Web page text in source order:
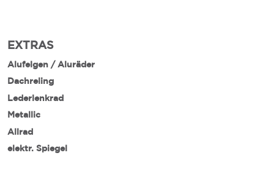
EXTRAS
Alufelgen / Aluräder
Dachreling
Lederlenkrad
Metallic
Allrad
elektr. Spiegel